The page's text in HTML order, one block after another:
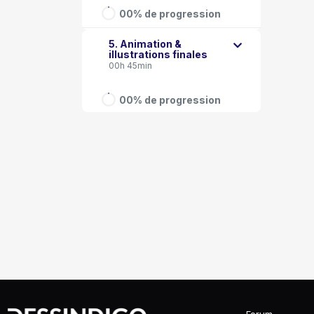
00% de progression
5. Animation &
illustrations finales
00h 45min
00% de progression